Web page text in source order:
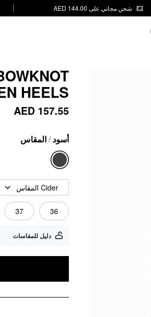
شحن مجاني على AED 144.00
HEELS
AED 157.55
أسود /المقاس
Cider المقاس
36
37
دليل للمقاسات